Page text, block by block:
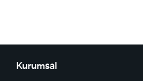
Kurumsal